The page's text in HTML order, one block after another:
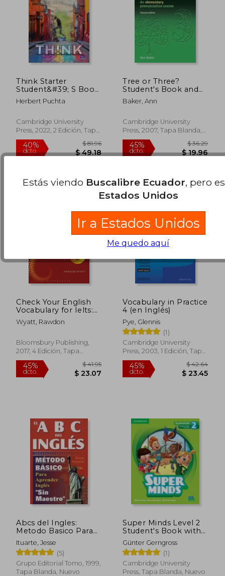
40%
dcto. $ 23.98
40%
dcto.
45%
dcto.
$ 35.83
$ 19.71
45%
dcto.
$
$
Think Starter
Student&#39; S Book
and Workbook With
Digital Pack Combo a
Inglés)
Herbert Puchta
Cambridge University
Press, 2022, 2 Edición, Tapa
Blanda, Nuevo
Tree or Three?
Student's Book and
Audio CD: An
Elementary
[With 3 CDs] (en
Inglés)
Baker, Ann
Cambridge University
Press, 2007, Tapa Blanda,
Usado
Check Your English
Vocabulary for Ielts:
Essential Words and
Phrases to Help you
Score (en Inglés)
Wyatt, Rawdon
Bloomsbury Publishing,
2017, 4 Edición, Tapa
Blanda, Nuevo
Vocabulary in Practice
4 (en Inglés)
Pye, Glennis
(1)
Cambridge University
Press, 2003, 1 Edición, Tapa
Blanda, Nuevo
Abcs del Ingles:
Metodo Basico Para
Aprender sin Maestro
Ituarte, Jesse
(5)
Grupo Editorial Tomo, 1999,
Tapa Blanda, Nuevo
Super Minds Level 2
Student's Book with
eBook British English
[With eBook] (en
Inglés)
Günter Gerngross
(1)
Cambridge University
Press, Tapa Blanda, Nuevo
Estás viendo Buscalibre Ecuador, pero
Estados Unidos
Ir a Estados Unidos
Me quedo aquí